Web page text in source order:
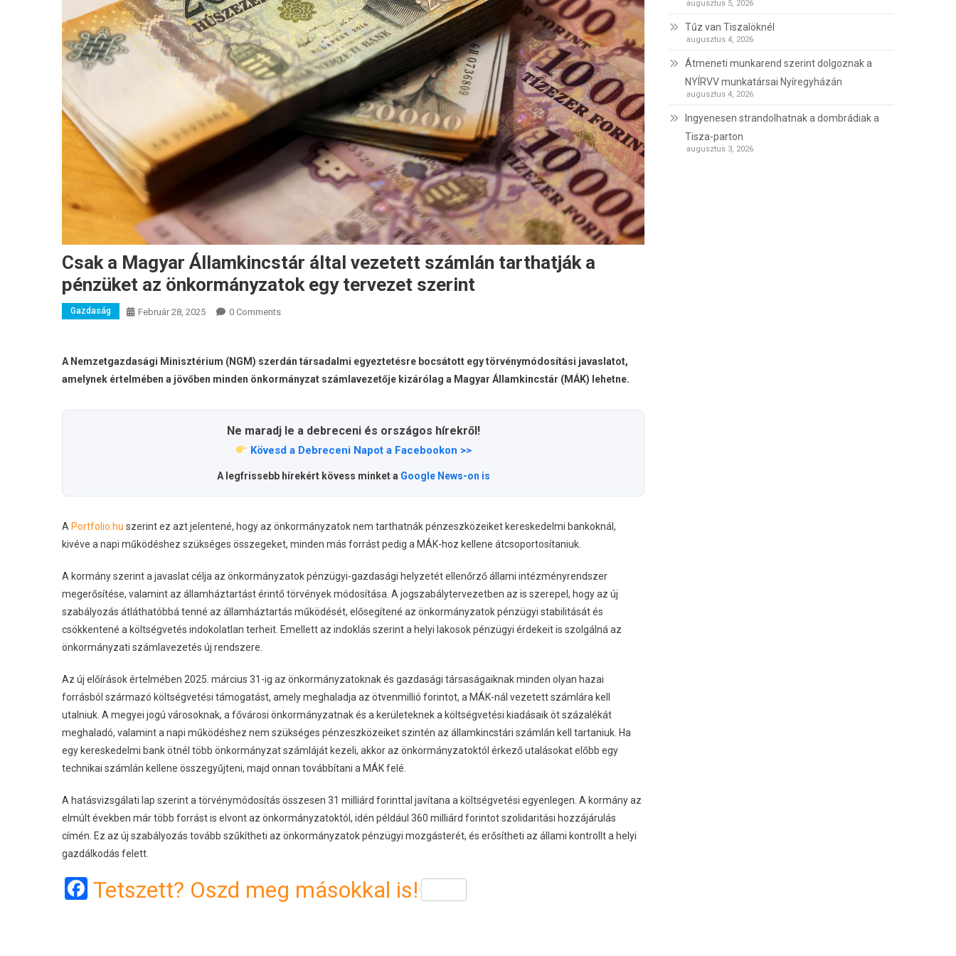
Csak a Magyar Államkincstár által vezetett számlán tarthatják a
pénzüket az önkormányzatok egy tervezet szerint
Gazdaság Február 28, 2025 0 Comments
A Nemzetgazdasági Minisztérium (NGM) szerdán társadalmi egyeztetésre bocsátott egy törvénymódosítási javaslatot,
amelynek értelmében a jövőben minden önkormányzat számlavezetője kizárólag a Magyar Államkincstár (MÁK) lehetne.
Ne maradj le a debreceni és országos hírekről!
Kövesd a Debreceni Napot a Facebookon >>
A legfrissebb hírekért kövess minket a Google News-on is
A Portfolio.hu szerint ez azt jelentené, hogy az önkormányzatok nem tarthatnák pénzeszközeiket kereskedelmi bankoknál,
kivéve a napi működéshez szükséges összegeket, minden más forrást pedig a MÁK-hoz kellene átcsoportosítaniuk.
A kormány szerint a javaslat célja az önkormányzatok pénzügyi-gazdasági helyzetét ellenőrző állami intézményrendszer
megerősítése, valamint az államháztartást érintő törvények módosítása. A jogszabálytervezetben az is szerepel, hogy az új
szabályozás átláthatóbbá tenné az államháztartás működését, elősegítené az önkormányzatok pénzügyi stabilitását és
csökkentené a költségvetés indokolatlan terheit. Emellett az indoklás szerint a helyi lakosok pénzügyi érdekeit is szolgálná az
önkormányzati számlavezetés új rendszere.
Az új előírások értelmében 2025. március 31-ig az önkormányzatoknak és gazdasági társaságaiknak minden olyan hazai
forrásból származó költségvetési támogatást, amely meghaladja az ötvenmillió forintot, a MÁK-nál vezetett számlára kell
utalniuk. A megyei jogú városoknak, a fővárosi önkormányzatnak és a kerületeknek a költségvetési kiadásaik öt százalékát
meghaladó, valamint a napi működéshez nem szükséges pénzeszközeiket szintén az államkincstári számlán kell tartaniuk. Ha
egy kereskedelmi bank ötnél több önkormányzat számláját kezeli, akkor az önkormányzatoktól érkező utalásokat előbb egy
technikai számlán kellene összegyűjteni, majd onnan továbbítani a MÁK felé.
A hatásvizsgálati lap szerint a törvénymódosítás összesen 31 milliárd forinttal javítana a költségvetési egyenlegen. A kormány az
elmúlt években már több forrást is elvont az önkormányzatoktól, idén például 360 milliárd forintot szolidaritási hozzájárulás
címén. Ez az új szabályozás tovább szűkítheti az önkormányzatok pénzügyi mozgásterét, és erősítheti az állami kontrollt a helyi
gazdálkodás felett.
Facebook
Tetszett? Oszd meg másokkal is!
augusztus 5, 2026
Tűz van Tiszalöknél
augusztus 4, 2026
Átmeneti munkarend szerint dolgoznak a
NYÍRVV munkatársai Nyíregyházán
augusztus 4, 2026
Ingyenesen strandolhatnak a dombrádiak a
Tisza-parton
augusztus 3, 2026